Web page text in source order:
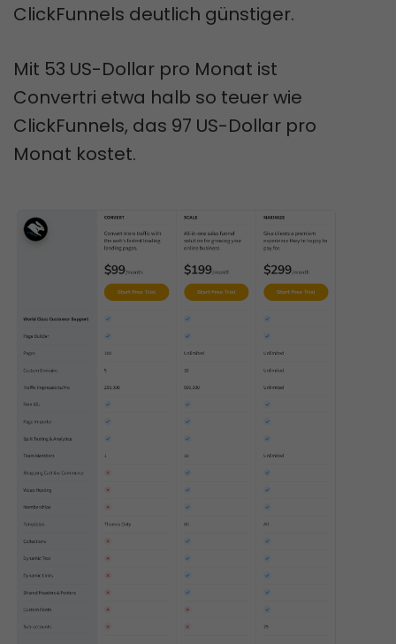
ClickFunnels deutlich günstiger.
Mit 53 US-Dollar pro Monat ist
Convertri etwa halb so teuer wie
ClickFunnels, das 97 US-Dollar pro
Monat kostet.